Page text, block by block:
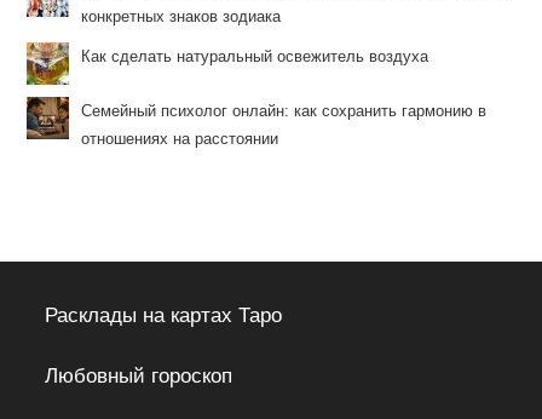
конкретных знаков зодиака
Как сделать натуральный освежитель воздуха
Семейный психолог онлайн: как сохранить гармонию в
отношениях на расстоянии
Расклады на картах Таро
Любовный гороскоп